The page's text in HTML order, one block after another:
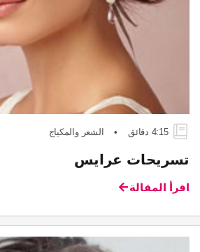
4:15 دقائق • الشعر والمكياج
تسريحات عرايس
اقرأ المقالة